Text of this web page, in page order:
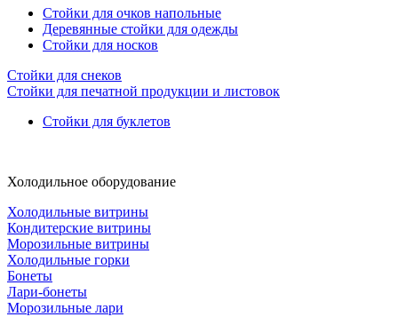
Стойки для очков напольные
Деревянные стойки для одежды
Стойки для носков
Стойки для снеков
Стойки для печатной продукции и листовок
Стойки для буклетов
Холодильное оборудование
Холодильные витрины
Кондитерские витрины
Морозильные витрины
Холодильные горки
Бонеты
Лари-бонеты
Морозильные лари